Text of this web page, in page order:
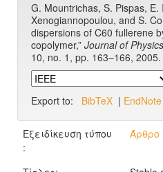
G. Mountrichas, S. Pispas, E.
Xenogiannopoulou, and S.
dispersions of C60 fullerene
copolymer,” Journal of
10, no. 1, pp. 163–166, 2005.
Export to: BibTeX | EndNote
Εξειδίκευση τύπου
:
Άρθρο